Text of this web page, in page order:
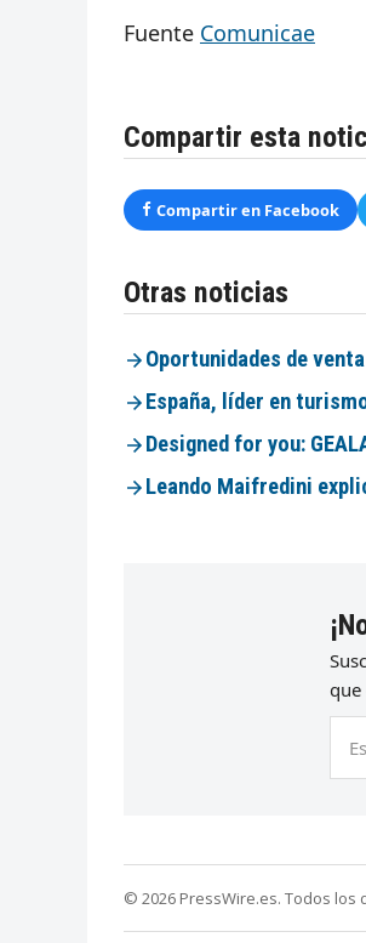
Fuente Comunicae
Compartir esta
Compartir en Facebook
Otras noticias
Oportunidades de
España, líder en
Designed for you:
Leando Maifredini
que
© 2026 PressWire.es. Todos